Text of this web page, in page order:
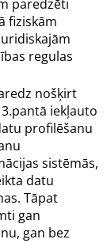
paredzēti
fiziskām
regulas
nošķirt
iekļauto
profilēšanu
sistēmās,
datu
Tāpat
gan
gan bez